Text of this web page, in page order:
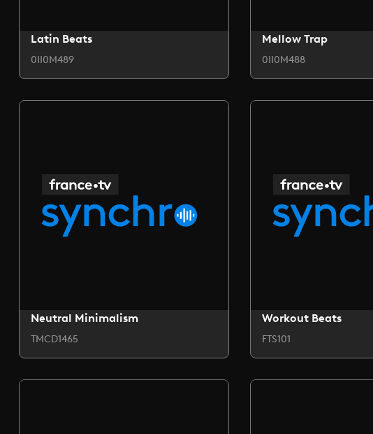
Latin Beats
0II0M489
Mellow Trap
0II0M488
Neutral Minimalism
TMCD1465
Workout Beats
FTS101